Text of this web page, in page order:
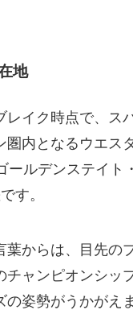
地
レイク時点で、ス
圏内となるウエス
ールデンステイト
す。
葉からは、目先の
チャンピオンシッ
姿勢がうかがえ